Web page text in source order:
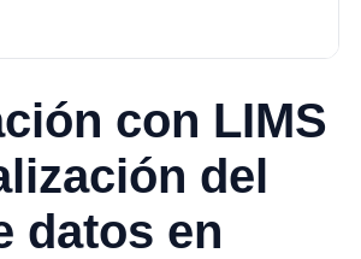
con LIMS
del
datos en